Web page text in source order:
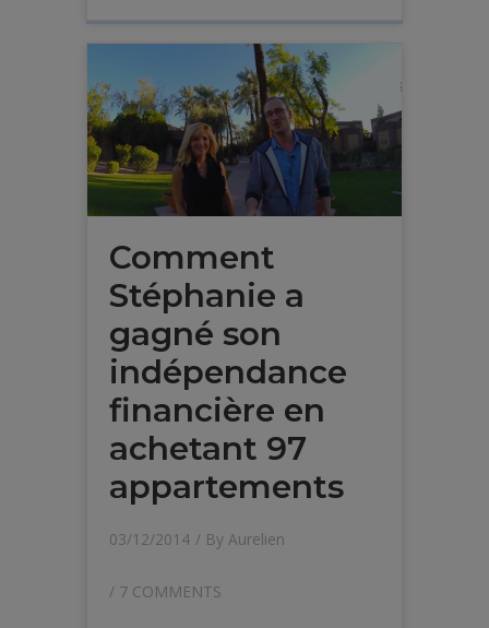
Comment
Stéphanie a
gagné son
indépendance
financière en
achetant 97
appartements
03/12/2014 / By Aurelien
/ 7 COMMENTS